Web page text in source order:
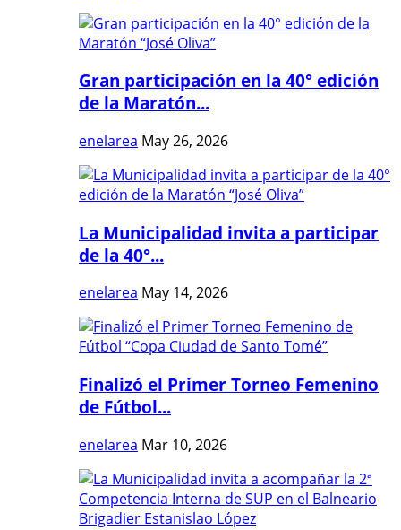
Gran participación en la 40° edición
de la Maratón...
enelarea May 26, 2026
La Municipalidad invita a participar
de la 40°...
enelarea May 14, 2026
Finalizó el Primer Torneo Femenino
de Fútbol...
enelarea Mar 10, 2026